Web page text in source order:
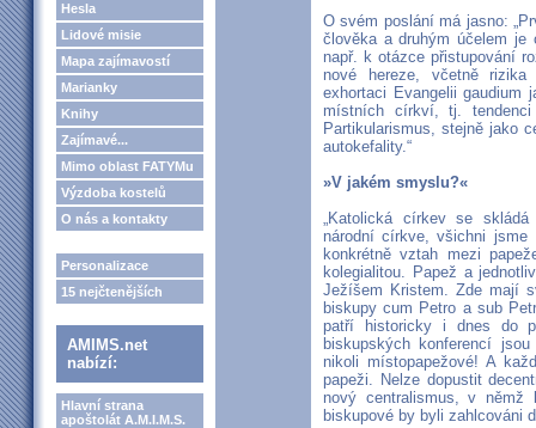
Hesla
Lidové misie
Mapa zajímavostí
Marianky
Knihy
Zajímavé...
Mimo oblast FATYMu
Výzdoba kostelů
O nás a kontakty
Personalizace
15 nejčtenějších
AMIMS.net
nabízí:
Hlavní strana
apoštolát A.M.I.M.S.
O svém poslání má jasno:
člověka a druhým účelem je
např. k otázce přistupování
nové hereze, včetně rizika
exhortaci Evangelii gaudium
místních církví, tj.
Partikularismus, stejně jako
autokefality.“
»V jakém smyslu?«
„Katolická církev se
národní církve, všichni
konkrétně vztah mezi
kolegialitou. Papež a
Ježíšem Kristem. Zde mají
biskupy cum Petro a sub
patří historicky i dnes do
biskupských konferencí
nikoli místopapežové! A
papeži. Nelze dopustit
nový centralismus, v němž
biskupové by byli zahlcováni